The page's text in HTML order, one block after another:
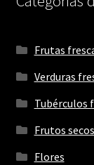
Frutas
Verduras
Tubérculos
Frutos
Flores